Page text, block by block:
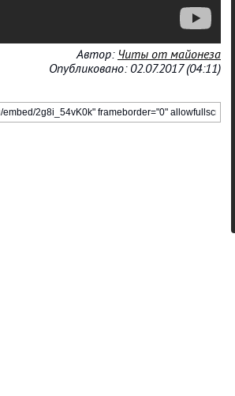
Автор: Читы от майонеза
Опубликовано: 02.07.2017 (04:11)